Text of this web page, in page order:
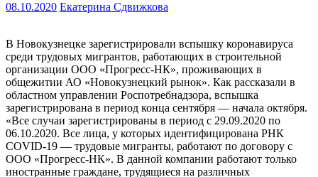
08.10.2020 Екатерина Сдвижкова
В Новокузнецке зарегистрировали вспышку коронавируса
среди трудовых мигрантов, работающих в строительной
организации ООО «Прогресс-НК», проживающих в
общежитии АО «Новокузнецкий рынок». Как рассказали в
областном управлении Роспотребнадзора, вспышка
зарегистрирована в период конца сентября — начала октября.
«Все случаи зарегистрированы в период с 29.09.2020 по
06.10.2020. Все лица, у которых идентифицирована РНК
COVID-19 — трудовые мигранты, работают по договору с
ООО «Прогресс-НК». В данной компании работают только
иностранные граждане, трудящиеся на различных